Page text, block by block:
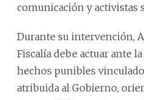
comunicación y activistas
Durante su intervención,
Fiscalía debe actuar ante
hechos punibles
atribuida al Gobierno,